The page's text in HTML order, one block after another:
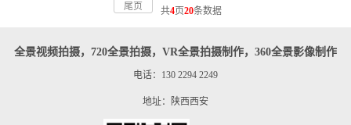
尾页
共4页20条数据
全景视频拍摄，720全景拍摄，VR全景拍摄制作，360全景影像制作
电话：130 2294 2249
地址：陕西西安